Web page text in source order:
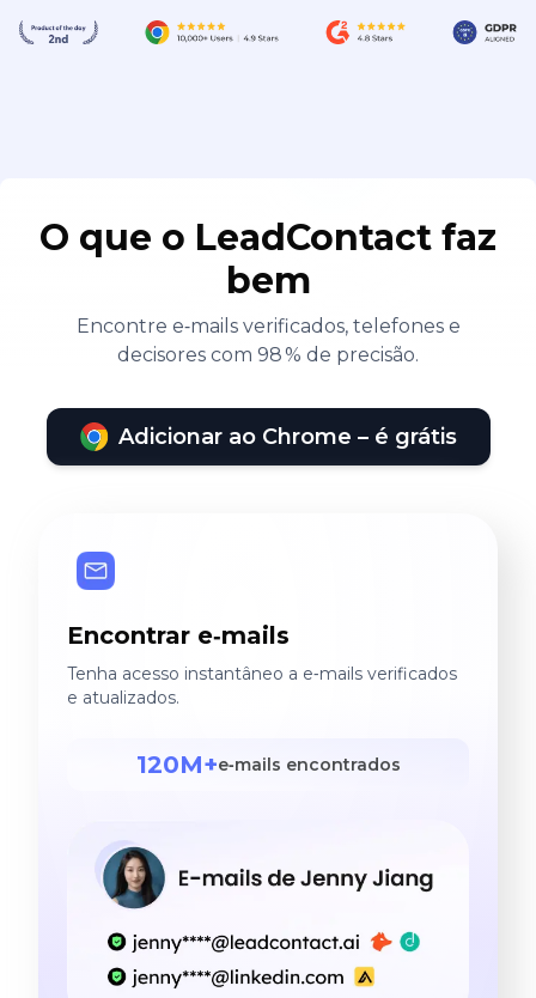
O que o LeadContact faz
bem
Encontre e‑mails verificados, telefones e
decisores com 98 % de precisão.
Adicionar ao Chrome – é grátis
Encontrar e‑mails
Tenha acesso instantâneo a e‑mails verificados
e atualizados.
120M+e‑mails encontrados